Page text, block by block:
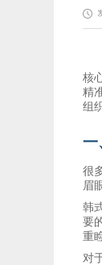
核
精
组
一
很
眉
韩
要
重
对